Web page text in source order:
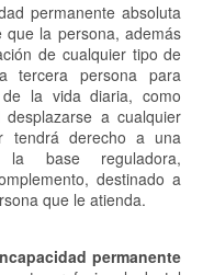
permanente absoluta
la persona, además
de cualquier tipo de
tercera persona para
la vida diaria, como
a cualquier
tendrá derecho a una
base reguladora,
destinado a
que le atienda.
permanente